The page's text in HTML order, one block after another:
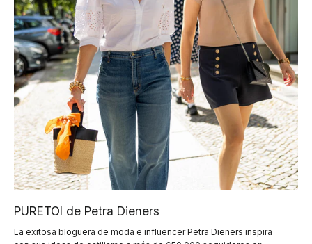
PURETOI de Petra Dieners
La exitosa bloguera de moda e influencer Petra Dieners inspira